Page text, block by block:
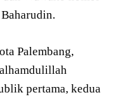
Palembang,
pertama, kedua